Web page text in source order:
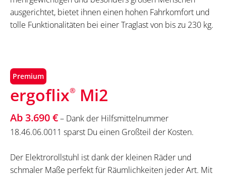
ausgerichtet, bietet ihnen einen hohen Fahrkomfort und
tolle Funktionalitäten bei einer Traglast von bis zu 230 kg.
Premium
ergoflix® Mi2
Ab 3.690 €– Dank der Hilfsmittelnummer
18.46.06.0011 sparst Du einen Großteil der Kosten.
Der Elektrorollstuhl ist dank der kleinen Räder und
schmaler Maße perfekt für Räumlichkeiten jeder Art. Mit